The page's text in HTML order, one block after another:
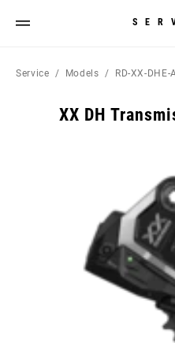
Service Models RD-XX-DHE-
XX DH